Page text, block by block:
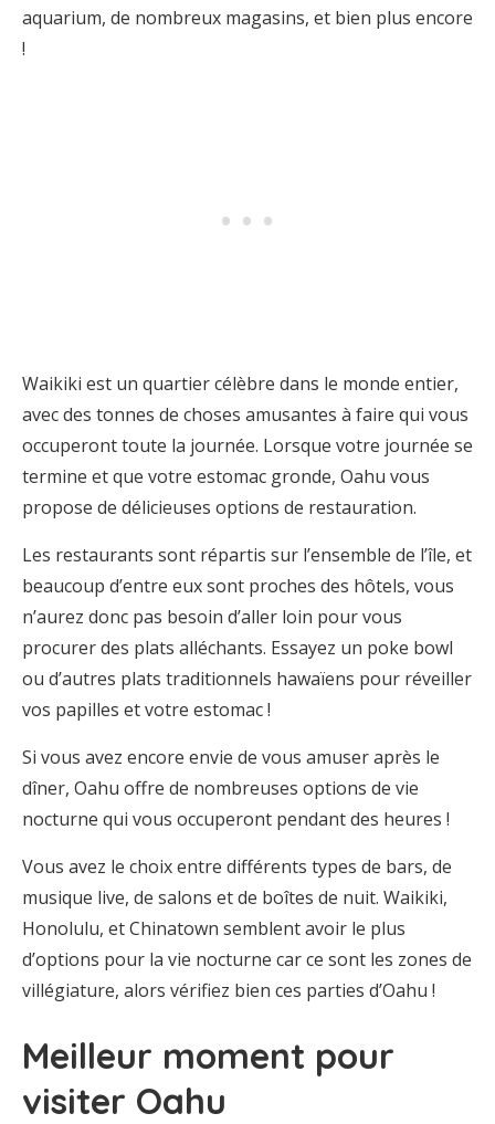
aquarium, de nombreux magasins, et bien plus encore
!
Waikiki est un quartier célèbre dans le monde entier,
avec des tonnes de choses amusantes à faire qui vous
occuperont toute la journée. Lorsque votre journée se
termine et que votre estomac gronde, Oahu vous
propose de délicieuses options de restauration.
Les restaurants sont répartis sur l’ensemble de l’île, et
beaucoup d’entre eux sont proches des hôtels, vous
n’aurez donc pas besoin d’aller loin pour vous
procurer des plats alléchants. Essayez un poke bowl
ou d’autres plats traditionnels hawaïens pour réveiller
vos papilles et votre estomac !
Si vous avez encore envie de vous amuser après le
dîner, Oahu offre de nombreuses options de vie
nocturne qui vous occuperont pendant des heures !
Vous avez le choix entre différents types de bars, de
musique live, de salons et de boîtes de nuit. Waikiki,
Honolulu, et Chinatown semblent avoir le plus
d’options pour la vie nocturne car ce sont les zones de
villégiature, alors vérifiez bien ces parties d’Oahu !
Meilleur moment pour
visiter Oahu